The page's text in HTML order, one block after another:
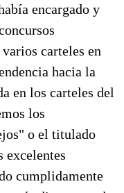
encargado y
carteles en
hacia la
en los carteles del
los
o el titulado
excelentes
cumplidamente